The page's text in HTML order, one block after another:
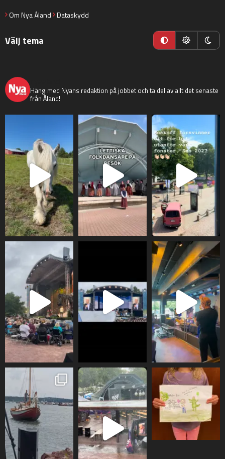
Om Nya Åland Dataskydd
Välj tema
Häng med Nyans redaktion på jobbet och ta del av allt det senaste
från Åland!